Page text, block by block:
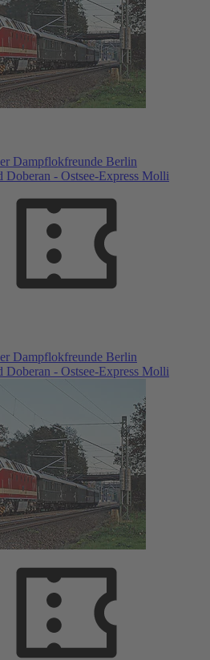
Dampflokfreunde Berlin
Doberan - Ostsee-Express Molli
Dampflokfreunde Berlin
Doberan - Ostsee-Express Molli